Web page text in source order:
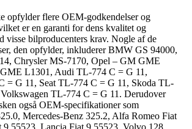
opfylder flere OEM-godkendelser og
er en garanti for dens kvalitet og
visse bilproducenters krav. Nogle af de
den opfylder, inkluderer BMW GS 94000,
Chrysler MS-7170, Opel – GM GME
L1301, Audi TL-774 C = G 11,
= G 11, Seat TL-774 C = G 11, Skoda TL-
TL-774 C = G 11. Derudover
også OEM-specifikationer som
Mercedes-Benz 325.2, Alfa Romeo Fiat
9,55523, Lancia Fiat 9,55523, Volvo 128